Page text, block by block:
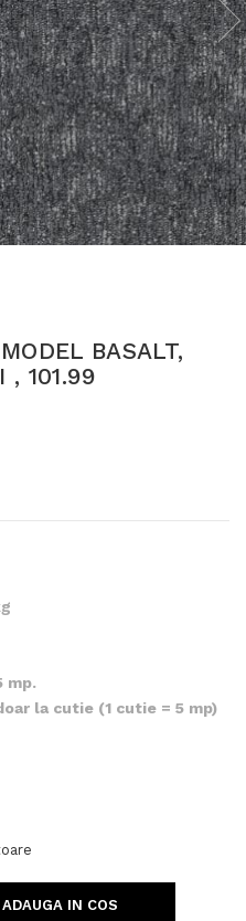
BASALT,
, 101.99
mp.
la cutie (1 cutie = 5 mp)
ADAUGA IN COS